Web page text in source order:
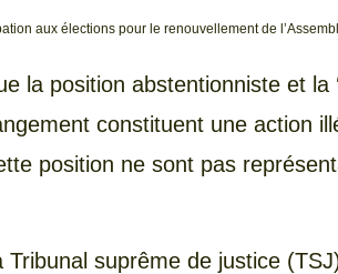
aux élections pour le renouvellement de
la position abstentionniste et la
constituent une action
position ne sont pas
suprême de justice